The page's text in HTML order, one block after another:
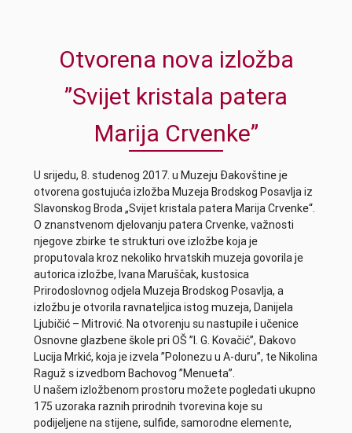
Otvorena nova izložba
”Svijet kristala patera
Marija Crvenke”
U srijedu, 8. studenog 2017. u Muzeju Đakovštine je
otvorena gostujuća izložba Muzeja Brodskog Posavlja iz
Slavonskog Broda „Svijet kristala patera Marija Crvenke“.
O znanstvenom djelovanju patera Crvenke, važnosti
njegove zbirke te strukturi ove izložbe koja je
proputovala kroz nekoliko hrvatskih muzeja govorila je
autorica izložbe, Ivana Maruščak, kustosica
Prirodoslovnog odjela Muzeja Brodskog Posavlja, a
izložbu je otvorila ravnateljica istog muzeja, Danijela
Ljubičić – Mitrović. Na otvorenju su nastupile i učenice
Osnovne glazbene škole pri OŠ ”I. G. Kovačić”, Đakovo
Lucija Mrkić, koja je izvela ”Polonezu u A-duru”, te Nikolina
Raguž s izvedbom Bachovog ”Menueta”.
U našem izložbenom prostoru možete pogledati ukupno
175 uzoraka raznih prirodnih tvorevina koje su
podijeljene na stijene, sulfide, samorodne elemente,